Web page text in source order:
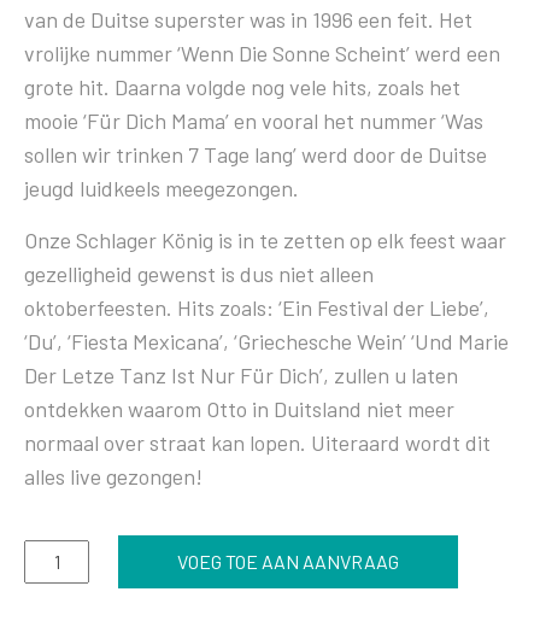
van de Duitse superster was in 1996 een feit. Het
vrolijke nummer ‘Wenn Die Sonne Scheint’ werd een
grote hit. Daarna volgde nog vele hits, zoals het
mooie ‘Für Dich Mama’ en vooral het nummer ‘Was
sollen wir trinken 7 Tage lang’ werd door de Duitse
jeugd luidkeels meegezongen.
Onze Schlager König is in te zetten op elk feest waar
gezelligheid gewenst is dus niet alleen
oktoberfeesten. Hits zoals: ‘Ein Festival der Liebe’,
‘Du’, ‘Fiesta Mexicana’, ‘Griechesche Wein’ ‘Und Marie
Der Letze Tanz Ist Nur Für Dich’, zullen u laten
ontdekken waarom Otto in Duitsland niet meer
normaal over straat kan lopen. Uiteraard wordt dit
alles live gezongen!
Otto
Lagerfett
VOEG TOE AAN AANVRAAG